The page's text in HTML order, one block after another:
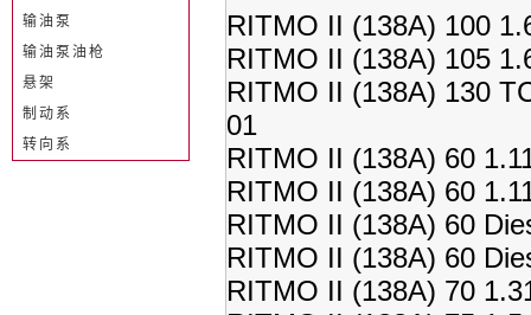
RITMO II (138A) 100
RITMO II (138A) 105
RITMO II (138A) 130
01
RITMO II (138A) 60
RITMO II (138A) 60
RITMO II (138A) 60
RITMO II (138A) 60
RITMO II (138A) 70
输油泵
输油泵油枪
悬架
制动系
转向系